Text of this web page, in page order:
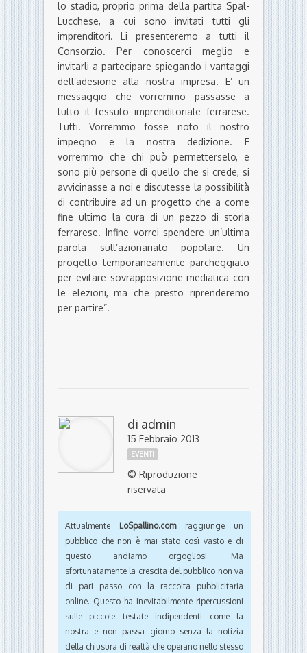
lo stadio, proprio prima della partita Spal-
Lucchese, a cui sono invitati tutti gli
imprenditori. Li presenteremo a tutti il
Consorzio. Per conoscerci meglio e
invitarli a partecipare spiegando i vantaggi
dell’adesione alla nostra impresa. E’ un
messaggio che vorremmo passasse a
tutto il tessuto imprenditoriale ferrarese.
Tutti. Vorremmo fosse noto il nostro
impegno e la nostra dedizione. E
vorremmo che chi può permetterselo, e
sono più persone di quello che si crede, si
avvicinasse a noi e discutesse la possibilità
di contribuire ad un progetto che a come
fine ultimo la cura di un pezzo di storia
ferrarese. Infine vorrei spendere un’ultima
parola sull’azionariato popolare. Un
progetto temporaneamente parcheggiato
per evitare sovrapposizione mediatica con
le elezioni, ma che presto riprenderemo
per partire”.
di admin
15 Febbraio 2013
EVENTI
© Riproduzione
riservata
Attualmente LoSpallino.comraggiunge un
pubblico che non è mai stato così vasto e di
questo andiamo orgogliosi. Ma
sfortunatamente la crescita del pubblico non va
di pari passo con la raccolta pubblicitaria
online. Questo ha inevitabilmente ripercussioni
sulle piccole testate indipendenti come la
nostra e non passa giorno senza la notizia
della chiusura di realtà che operano nello stesso